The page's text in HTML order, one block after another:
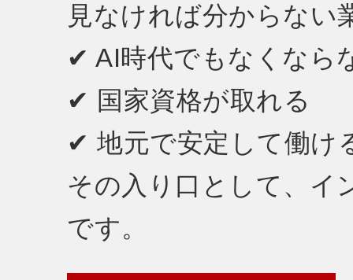
見なければ分からない
✔ AI時代でもなくなら
✔ 国家資格が取れる
✔ 地元で安定して働け
その入り口として、イ
です。